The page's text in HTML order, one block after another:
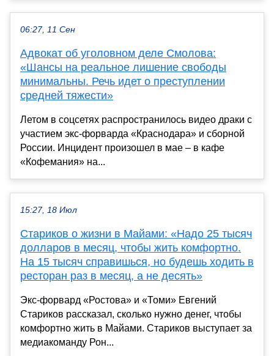
06:27, 11 Сен
Адвокат об уголовном деле Смолова:
«Шансы на реальное лишение свободы
минимальны. Речь идет о преступлении
средней тяжести»
Летом в соцсетях распространилось видео драки с
участием экс-форварда «Краснодара» и сборной
России. Инцидент произошел в мае – в кафе
«Кофемания» на...
15:27, 18 Июл
Стариков о жизни в Майами: «Надо 25 тысяч
долларов в месяц, чтобы жить комфортно.
На 15 тысяч справишься, но будешь ходить в
ресторан раз в месяц, а не десять»
Экс-форвард «Ростова» и «Томи» Евгений
Стариков рассказал, сколько нужно денег, чтобы
комфортно жить в Майами. Стариков выступает за
медиакоманду Рон...